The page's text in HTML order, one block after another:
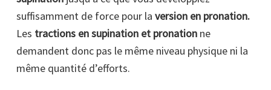
suffisamment de force pour la version en pronation.
Les tractions en supination et pronation ne
demandent donc pas le même niveau physique ni la
même quantité d’efforts.